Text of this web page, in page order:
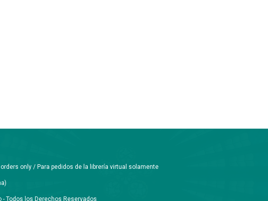
orders only / Para pedidos de la librería virtual solamente
Todos los Derechos Reservados